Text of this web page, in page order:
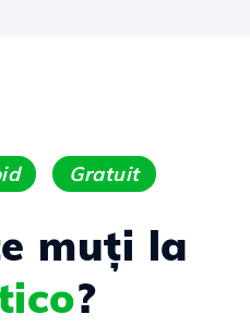
Gratuit
muți la
?